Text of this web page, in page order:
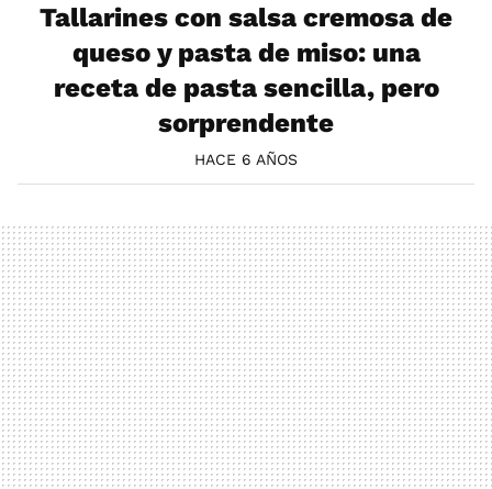
Tallarines con salsa cremosa de
queso y pasta de miso: una
receta de pasta sencilla, pero
sorprendente
HACE 6 AÑOS